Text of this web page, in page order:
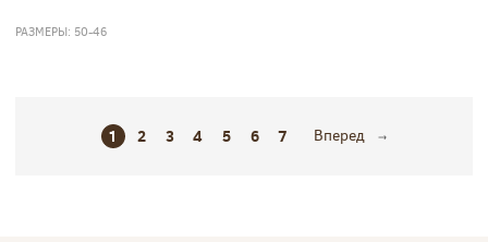
РАЗМЕРЫ: 50-46
1 2 3 4 5 6 7 Вперед